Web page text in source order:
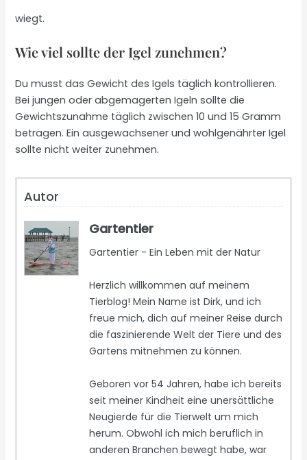
wiegt.
Wie viel sollte der Igel zunehmen?
Du musst das Gewicht des Igels täglich kontrollieren.
Bei jungen oder abgemagerten Igeln sollte die
Gewichtszunahme täglich zwischen 10 und 15 Gramm
betragen. Ein ausgewachsener und wohlgenährter Igel
sollte nicht weiter zunehmen.
Autor
Gartentier
Gartentier - Ein Leben mit der Natur
Herzlich willkommen auf meinem
Tierblog! Mein Name ist Dirk, und ich
freue mich, dich auf meiner Reise durch
die faszinierende Welt der Tiere und des
Gartens mitnehmen zu können.
Geboren vor 54 Jahren, habe ich bereits
seit meiner Kindheit eine unersättliche
Neugierde für die Tierwelt um mich
herum. Obwohl ich mich beruflich in
anderen Branchen bewegt habe, war